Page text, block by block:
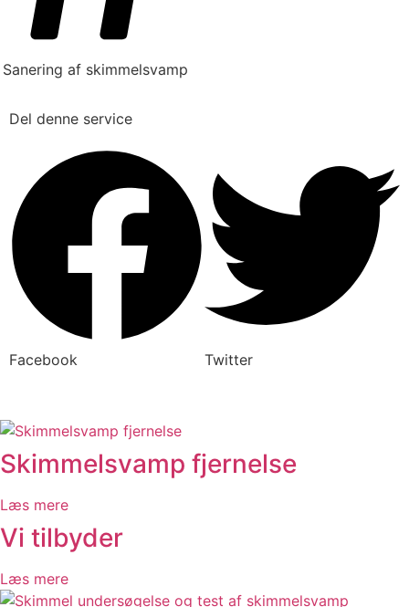
Sanering af skimmelsvamp
Del denne service
Facebook Twitter
Skimmelsvamp fjernelse
Læs mere
Vi tilbyder
Læs mere